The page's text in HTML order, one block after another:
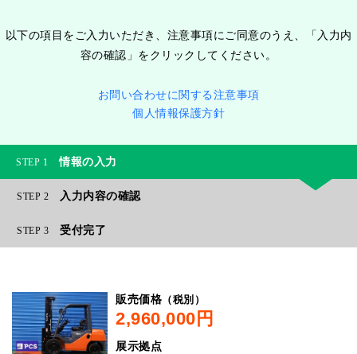
以下の項目をご入力いただき、注意事項にご同意のうえ、「入力内
容の確認」をクリックしてください。
お問い合わせに関する注意事項
個人情報保護方針
1 情報の入力
2 入力内容の確認
3 受付完了
販売価格 （税別）
展示拠点